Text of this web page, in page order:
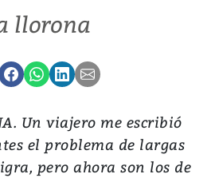
llorona
Un viajero me escribió
el problema de largas
pero ahora son los de